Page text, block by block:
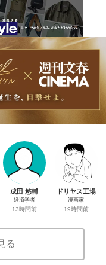
成田 悠輔
経済学者
13時間前
ドリヤス工場
漫画家
19時間前
る